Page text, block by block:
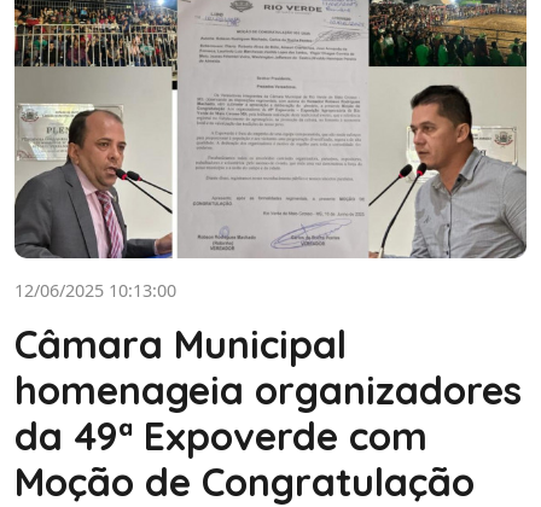
12/06/2025 10:13:00
Câmara Municipal
homenageia organizadores
da 49ª Expoverde com
Moção de Congratulação